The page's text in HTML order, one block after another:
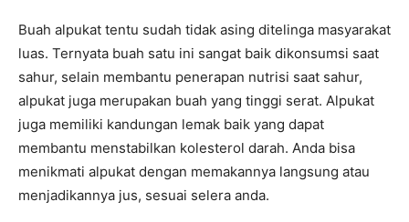
Buah alpukat tentu sudah tidak asing ditelinga masyarakat
luas. Ternyata buah satu ini sangat baik dikonsumsi saat
sahur, selain membantu penerapan nutrisi saat sahur,
alpukat juga merupakan buah yang tinggi serat. Alpukat
juga memiliki kandungan lemak baik yang dapat
membantu menstabilkan kolesterol darah. Anda bisa
menikmati alpukat dengan memakannya langsung atau
menjadikannya jus, sesuai selera anda.